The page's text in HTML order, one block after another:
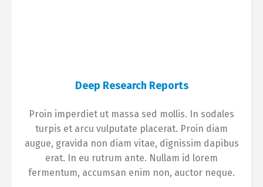
Deep Research Reports
Proin imperdiet ut massa sed mollis. In sodales
turpis et arcu vulputate placerat. Proin diam
augue, gravida non diam vitae, dignissim dapibus
erat. In eu rutrum ante. Nullam id lorem
fermentum, accumsan enim non, auctor neque.